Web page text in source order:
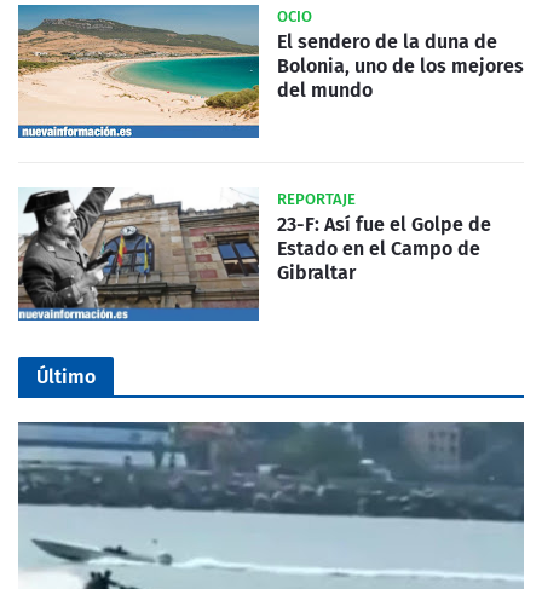
OCIO
El sendero de la duna de
Bolonia, uno de los mejores
del mundo
REPORTAJE
23-F: Así fue el Golpe de
Estado en el Campo de
Gibraltar
Último